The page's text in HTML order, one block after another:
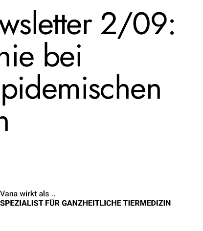
2/09:
bei